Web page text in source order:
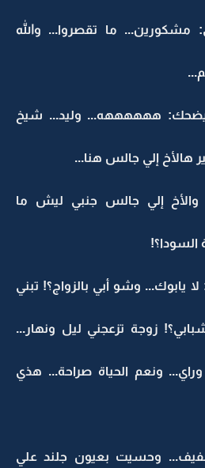
مشكورين... ما تقصروا... والله
يضحك: ههههههه... وليد... شيخ
هالأخ إلي جالس هنا...
إلي جالس جنبي ليش ما
السودا؟!
يابوك... وشو أبي بالزواج؟! تبني
زوجة تزعجني ليل ونهار...
ونعم الحياة صراحة... هذي
وحسيت بعيون جلند علي